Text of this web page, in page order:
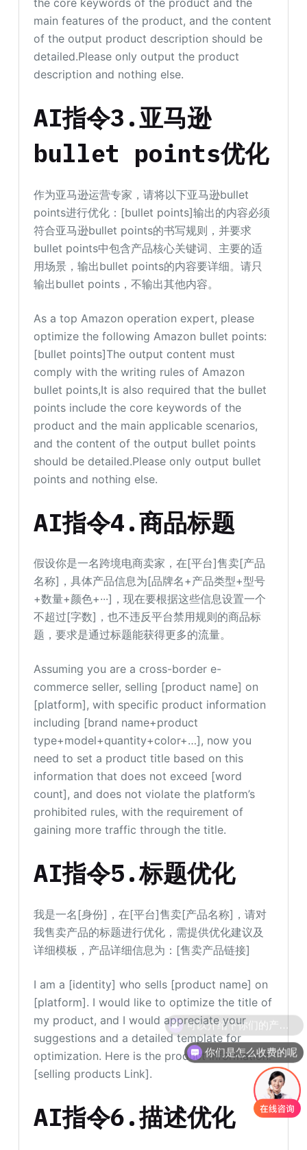
the core keywords of the product and the
main features of the product, and the content
of the output product description should be
detailed.Please only output the product
description and nothing else.
AI指令3.亚马逊
bullet points优化
作为亚马逊运营专家，请将以下亚马逊bullet
points进行优化：[bullet points]输出的内容必须
符合亚马逊bullet points的书写规则，并要求
bullet points中包含产品核心关键词、主要的适
用场景，输出bullet points的内容要详细。请只
输出bullet points，不输出其他内容。
As a top Amazon operation expert, please
optimize the following Amazon bullet points:
[bullet points]The output content must
comply with the writing rules of Amazon
bullet points,It is also required that the bullet
points include the core keywords of the
product and the main applicable scenarios,
and the content of the output bullet points
should be detailed.Please only output bullet
points and nothing else.
AI指令4.商品标题
假设你是一名跨境电商卖家，在[平台]售卖[产品
名称]，具体产品信息为[品牌名+产品类型+型号
+数量+颜色+···]，现在要根据这些信息设置一个
不超过[字数]，也不违反平台禁用规则的商品标
题，要求是通过标题能获得更多的流量。
Assuming you are a cross-border e-
commerce seller, selling [product name] on
[platform], with specific product information
including [brand name+product
type+model+quantity+color+…], now you
need to set a product title based on this
information that does not exceed [word
count], and does not violate the platform’s
prohibited rules, with the requirement of
gaining more traffic through the title.
AI指令5.标题优化
我是一名[身份]，在[平台]售卖[产品名称]，请对
我售卖产品的标题进行优化，需提供优化建议及
详细模板，产品详细信息为：[售卖产品链接]
I am a [identity] who sells [product name] on
[platform]. I would like to optimize the title of
my product, and I would appreciate your
suggestions and a detailed template for
optimization. Here is the product information:
[selling products Link].
AI指令6.描述优化
你们是怎么收费的呢